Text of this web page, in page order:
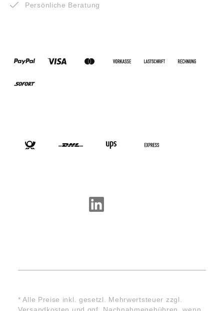
Persönliche Beratung
* Alle Preise inkl. gesetzl. Mehrwertsteuer zzgl.
Versandkosten und ggf. Nachnahmegebühren, wenn